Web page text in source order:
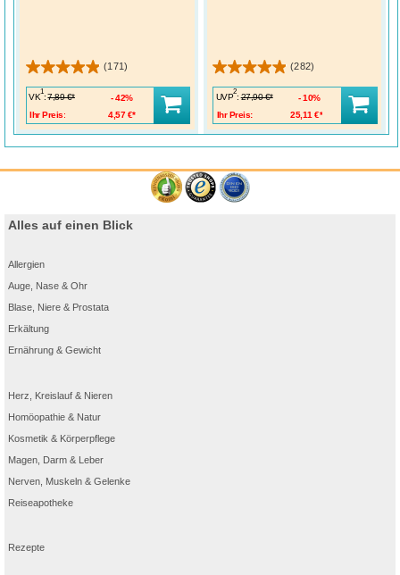
(171)
VK
1
: 7,89 €*
Ihr Preis:
4,57 €*
42%
(282)
UVP
2
: 27,90 €*
Ihr Preis:
25,11 €*
10%
Alles auf einen Blick
Allergien
Auge, Nase & Ohr
Blase, Niere & Prostata
Erkältung
Ernährung & Gewicht
Herz, Kreislauf & Nieren
Homöopathie & Natur
Kosmetik & Körperpflege
Magen, Darm & Leber
Nerven, Muskeln & Gelenke
Reiseapotheke
Rezepte